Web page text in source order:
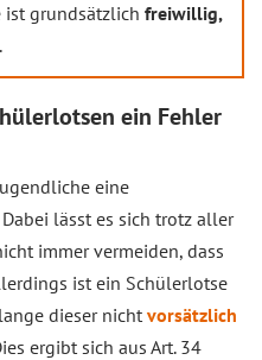
ist grundsätzlich freiwillig,
.
ein Fehler
eine
Dabei lässt es sich trotz aller
immer vermeiden, dass
ist ein Schülerlotse
dieser nicht vorsätzlich
ergibt sich aus Art. 34